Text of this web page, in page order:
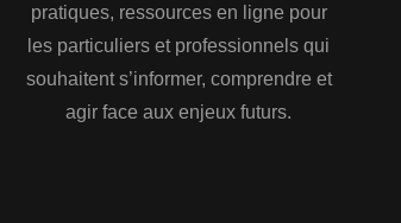
pratiques, ressources en ligne pour
les particuliers et professionnels qui
souhaitent s’informer, comprendre et
agir face aux enjeux futurs.